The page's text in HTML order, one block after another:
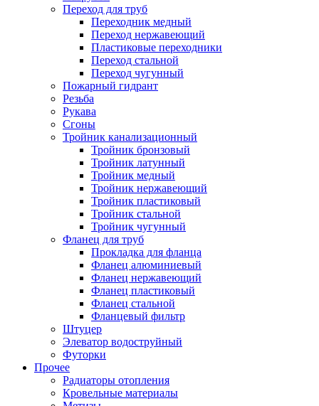
Переход для труб
Переходник медный
Переход нержавеющий
Пластиковые переходники
Переход стальной
Переход чугунный
Пожарный гидрант
Резьба
Рукава
Сгоны
Тройник канализационный
Тройник бронзовый
Тройник латунный
Тройник медный
Тройник нержавеющий
Тройник пластиковый
Тройник стальной
Тройник чугунный
Фланец для труб
Прокладка для фланца
Фланец алюминиевый
Фланец нержавеющий
Фланец пластиковый
Фланец стальной
Фланцевый фильтр
Штуцер
Элеватор водоструйный
Футорки
Прочее
Радиаторы отопления
Кровельные материалы